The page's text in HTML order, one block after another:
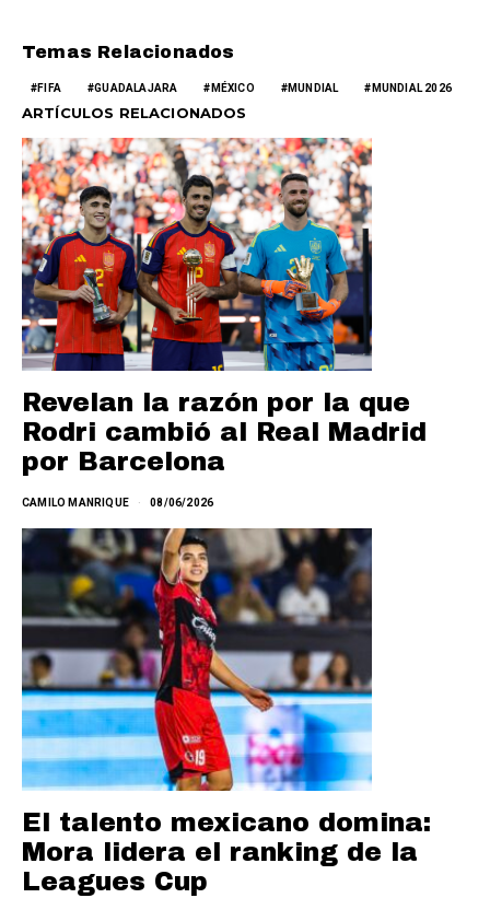
Temas Relacionados
FIFA GUADALAJARA MÉXICO MUNDIAL MUNDIAL 2026
ARTÍCULOS RELACIONADOS
Revelan la razón por la que
Rodri cambió al Real Madrid
por Barcelona
CAMILO MANRIQUE 08/06/2026
El talento mexicano domina:
Mora lidera el ranking de la
Leagues Cup